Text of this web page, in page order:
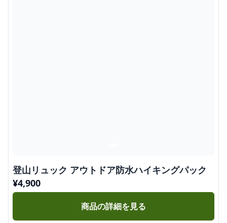
登山リュック アウトドア防水ハイキングパック
¥4,900
商品の詳細を見る